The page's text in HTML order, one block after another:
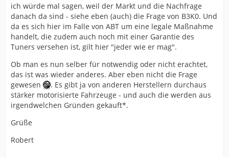
ich würde mal sagen, weil der Markt und die Nachfrage
danach da sind - siehe eben (auch) die Frage von B3K0. Und
da es sich hier im Falle von ABT um eine legale Maßnahme
handelt, die zudem auch noch mit einer Garantie des
Tuners versehen ist, gilt hier "jeder wie er mag".
Ob man es nun selber für notwendig oder nicht erachtet,
das ist was wieder anderes. Aber eben nicht die Frage
gewesen
. Es gibt ja von anderen Herstellern durchaus
stärker motorisierte Fahrzeuge - und auch die werden aus
irgendwelchen Gründen gekauft*.
Grüße
Robert